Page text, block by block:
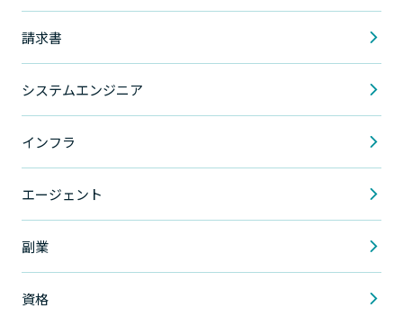
請求書
システムエンジニア
インフラ
エージェント
副業
資格